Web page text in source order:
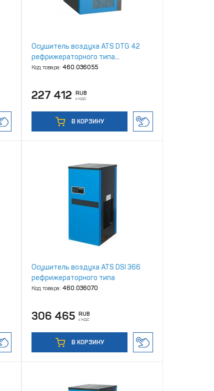
Осушитель воздуха ATS DTG 42
рефрижераторного типа
высокотемпературный
Код товара:460.036055
227 412 RUB
с НДС
В КОРЗИНУ
Осушитель воздуха ATS DSI 366
рефрижераторного типа
Код товара:460.036070
306 465 RUB
с НДС
В КОРЗИНУ